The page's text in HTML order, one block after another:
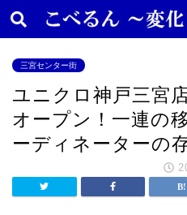
三宮センター街
ユニクロ神戸三宮
オープン！一連の
ーディネーターの